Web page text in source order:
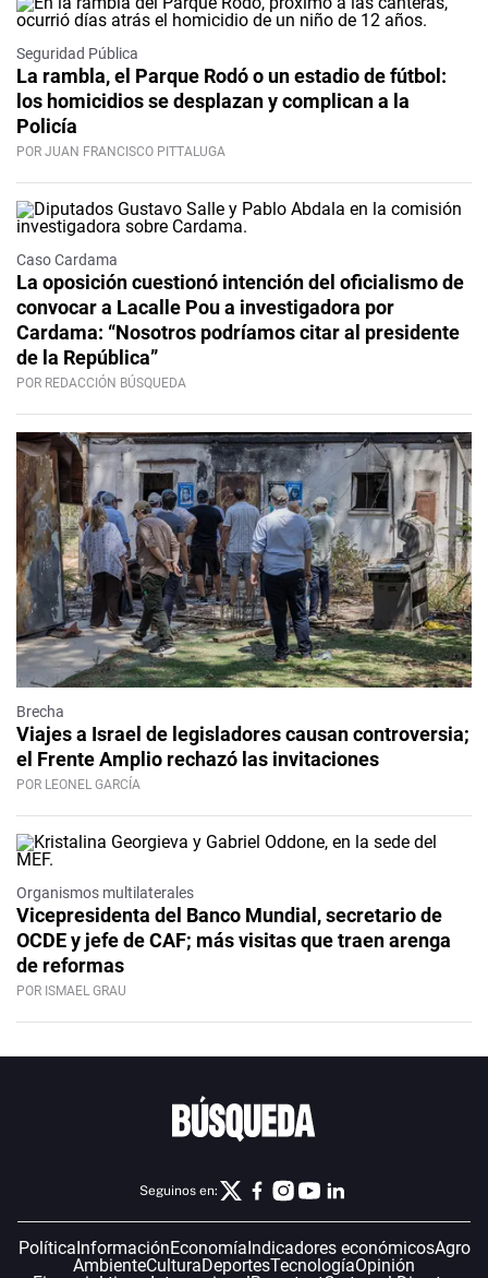
Seguridad Pública
La rambla, el Parque Rodó o un estadio de fútbol:
los homicidios se desplazan y complican a la
Policía
POR JUAN FRANCISCO PITTALUGA
Caso Cardama
La oposición cuestionó intención del oficialismo de
convocar a Lacalle Pou a investigadora por
Cardama: “Nosotros podríamos citar al presidente
de la República”
POR REDACCIÓN BÚSQUEDA
Brecha
Viajes a Israel de legisladores causan controversia;
el Frente Amplio rechazó las invitaciones
POR LEONEL GARCÍA
Organismos multilaterales
Vicepresidenta del Banco Mundial, secretario de
OCDE y jefe de CAF; más visitas que traen arenga
de reformas
POR ISMAEL GRAU
Seguinos en:
PolíticaInformaciónEconomíaIndicadores económicosAgro
AmbienteCulturaDeportesTecnologíaOpinión